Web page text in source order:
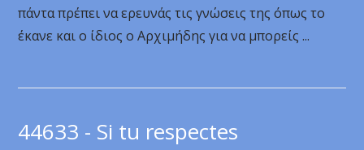
πάντα πρέπει να ερευνάς τις γνώσεις της όπως το
έκανε και ο ίδιος ο Αρχιμήδης για να μπορείς ...
44633 - Si tu respectes